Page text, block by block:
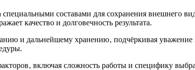
специальными составами для сохранения внешнего
качество и долговечность результата.
и дальнейшему хранению‚ подчёркивая
включая сложность работы и специфику